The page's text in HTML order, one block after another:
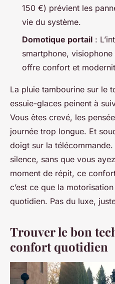
150 €) prévient les
vie du système.
Domotique portail :
smartphone,
offre confort et
La pluie tambourine sur le
essuie-glaces peinent à
Vous êtes crevé, les
journée trop longue. Et
doigt sur la télécommande.
silence, sans que vous
moment de répit, ce
c’est ce que la
quotidien. Pas du luxe,
Trouver le bon
confort quotidien